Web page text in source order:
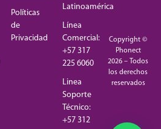
Políticas
de
Privacidad
Latinoamérica
Línea
Comercial:
+57 317
225 6060
Linea
Soporte
Técnico:
+57 312
Copyright ©
Phonect
2026 – Todos
los derechos
reservados